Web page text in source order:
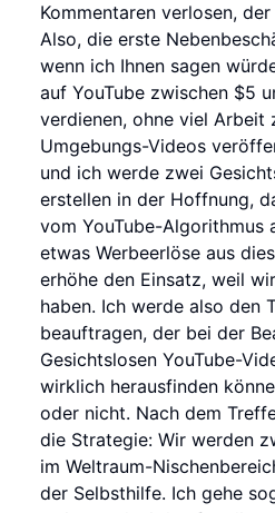
Kommentaren verlosen,
Also, die erste
wenn ich Ihnen sagen
auf YouTube zwischen $5
verdienen, ohne viel Arbeit
Umgebungs-Videos
und ich werde zwei
erstellen in der Hoffnung,
vom YouTube-Algorithmus
etwas Werbeerlöse aus
erhöhe den Einsatz, weil
haben. Ich werde also den
beauftragen, der bei der
Gesichtslosen YouTube-
wirklich herausfinden
oder nicht. Nach dem
die Strategie: Wir werden
im Weltraum-
der Selbsthilfe. Ich gehe